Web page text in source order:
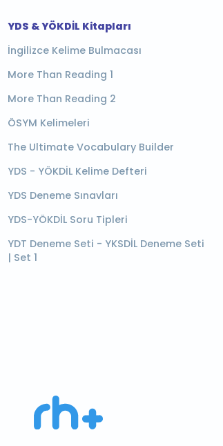
YDS & YÖKDİL Kitapları
İngilizce Kelime Bulmacası
More Than Reading 1
More Than Reading 2
ÖSYM Kelimeleri
The Ultimate Vocabulary Builder
YDS - YÖKDİL Kelime Defteri
YDS Deneme Sınavları
YDS-YÖKDİL Soru Tipleri
YDT Deneme Seti - YKSDİL Deneme Seti
| Set 1